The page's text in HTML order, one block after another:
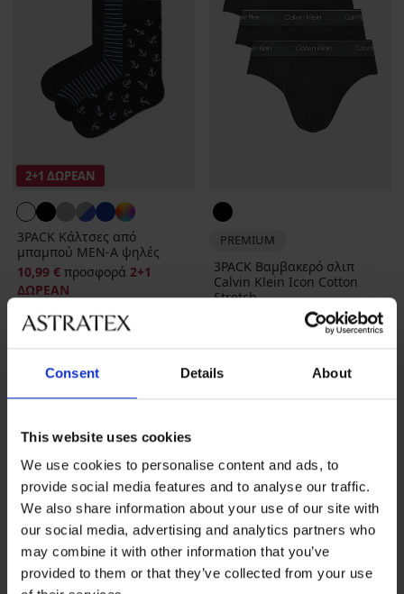
Consent Details About
This website uses cookies
We use cookies to personalise content and ads, to
provide social media features and to analyse our traffic.
We also share information about your use of our site with
our social media, advertising and analytics partners who
may combine it with other information that you’ve
provided to them or that they’ve collected from your use
2+1 ΔΩΡΕΑΝ
3PACK Κάλτσες από
μπαμπού MEN-A ψηλές
10,99 € προσφορά 2+1
ΔΩΡΕΑΝ
PREMIUM
3PACK Βαμβακερό σλιπ
Calvin Klein Icon Cotton
Stretch...